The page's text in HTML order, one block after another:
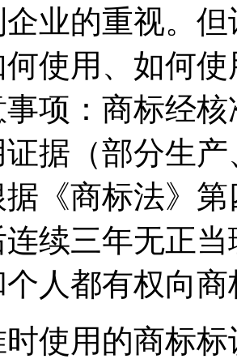
业的重视。
何使用、如何
事项：商标经
据（部分生
《商标法》
续三年无正
人都有权向
使用的商标